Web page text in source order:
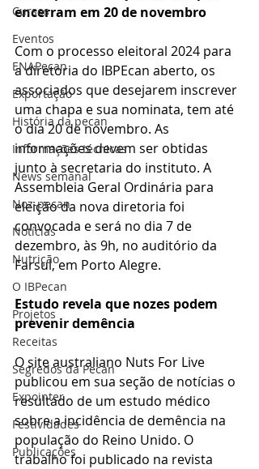
Cursos
Eventos
ENAPecan
Exportação
História da pecan
Informações técnicas
News semanal
Noz-pecan
Notícias
Nutrição
O IBPecan
Projetos
Receitas
Segredos da Pecan
Expointer
Festividades
Publicações
encerram em 20 de novembro
Com o processo eleitoral 2024 para
a diretoria do IBPEcan aberto, os
associados que desejarem inscrever
uma chapa e sua nominata, tem até
o dia 20 de novembro. As
informações devem ser obtidas
junto à secretaria do instituto. A
Assembleia Geral Ordinária para
eleição da nova diretoria foi
convocada e será no dia 7 de
dezembro, às 9h, no auditório da
Farsul, em Porto Alegre.
Estudo revela que nozes podem
prevenir demência
O site australiano Nuts For Live
publicou em sua seção de notícias o
resultado de um estudo médico
sobre a incidência de demência na
população do Reino Unido. O
trabalho foi publicado na revista